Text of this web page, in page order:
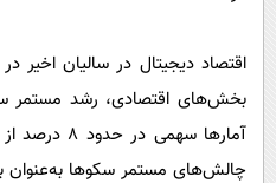
اقتصاد دیجیتال در سالیان اخیر
بخش‌های اقتصادی، رشد مستمر
آمارها
چالش‌های مستمر سکوها به‌عنوان